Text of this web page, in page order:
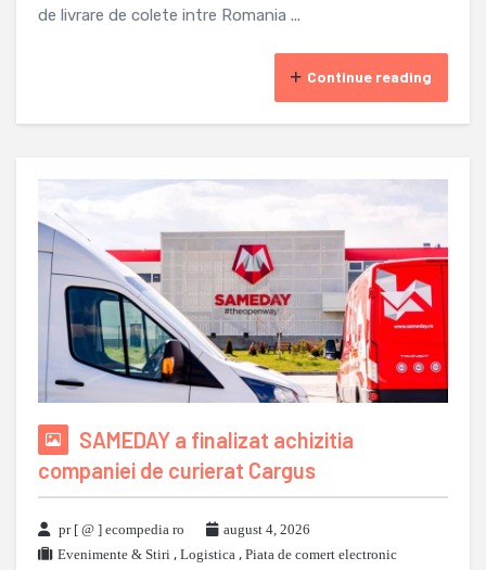
de livrare de colete intre Romania ...
Continue reading
SAMEDAY a finalizat achizitia
companiei de curierat Cargus
pr [ @ ] ecompedia ro
august 4, 2026
Evenimente & Stiri , Logistica , Piata de comert electronic